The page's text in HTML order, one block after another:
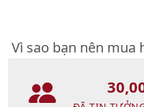
Vì sao bạn nên mua